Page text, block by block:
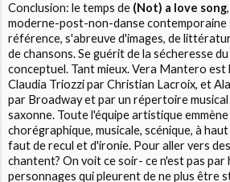
Conclusion: le temps de (Not) a love song
moderne-post-non-danse contemporaine
référence, s'abreuve d'images, de
de chansons. Se guérit de la sécheresse
conceptuel. Tant mieux. Vera Mantero est
Claudia Triozzi par Christian Lacroix, et
par Broadway et par un répertoire
saxonne. Toute l'équipe artistique
chorégraphique, musicale, scénique, à haut
faut de recul et d'ironie. Pour aller vers
chantent? On voit ce soir- ce n'est pas par
personnages qui pleurent de ne plus être